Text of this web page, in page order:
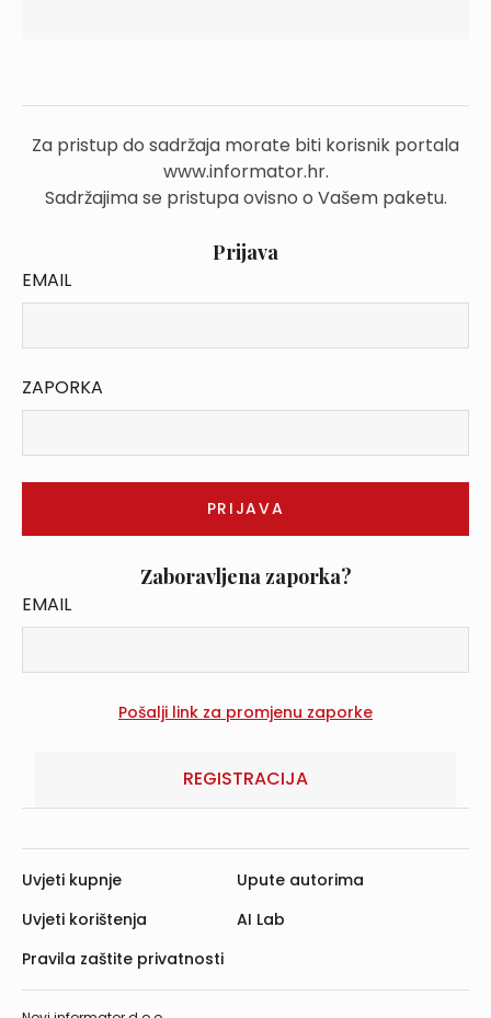
Za pristup do sadržaja morate biti korisnik portala
www.informator.hr.
Sadržajima se pristupa ovisno o Vašem paketu.
Prijava
EMAIL
ZAPORKA
Zaboravljena zaporka?
EMAIL
REGISTRACIJA
Uvjeti kupnje
Uvjeti korištenja
Pravila zaštite privatnosti
Upute autorima
AI Lab